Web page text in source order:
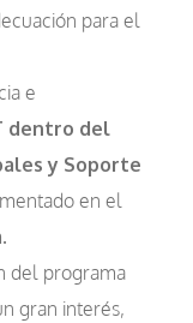
para el
e
dentro del
y Soporte
en el
del programa
gran interés,